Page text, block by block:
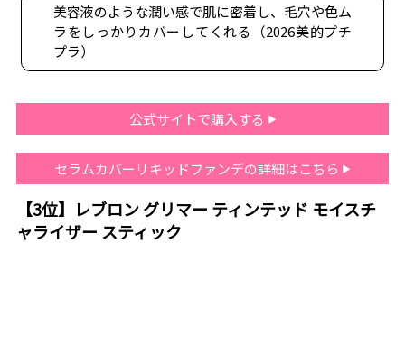
美容液のような潤い感で肌に密着し、毛穴や色ム
ラをしっかりカバーしてくれる（2026美的プチ
プラ）
公式サイトで購入する
セラムカバーリキッドファンデの詳細はこちら
【3位】レブロン グリマー ティンテッド モイスチ
ャライザー スティック